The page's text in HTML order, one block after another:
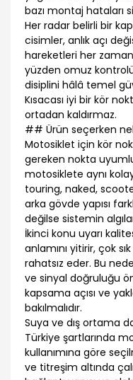
bazı montaj hataları
Her radar belirli bir
cisimler, anlık açı
hareketleri her
yüzden omuz
disiplini hâlâ temel
Kısacası iyi bir kör
ortadan kaldırmaz.
## Ürün seçerken
Motosiklet için kör
gereken nokta
motosiklete aynı
touring, naked,
arka gövde yapısı
değilse sistemin
İkinci konu uyarı
anlamını yitirir, çok
rahatsız eder. Bu
ve sinyal doğruluğu
kapsama açısı ve
bakılmalıdır.
Suya ve dış ortama
Türkiye şartlarında
kullanımına göre
ve titreşim altında